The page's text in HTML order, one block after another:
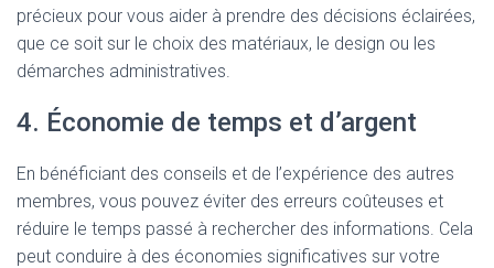
précieux pour vous aider à prendre des décisions éclairées,
que ce soit sur le choix des matériaux, le design ou les
démarches administratives.
4. Économie de temps et d’argent
En bénéficiant des conseils et de l’expérience des autres
membres, vous pouvez éviter des erreurs coûteuses et
réduire le temps passé à rechercher des informations. Cela
peut conduire à des économies significatives sur votre